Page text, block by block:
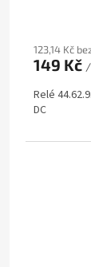
123,14 Kč
149 Kč
Relé
DC